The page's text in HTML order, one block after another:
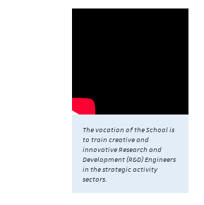
The vocation of the School is
to train creative and
innovative Research and
Development (R&D) Engineers
in the strategic activity
sectors.